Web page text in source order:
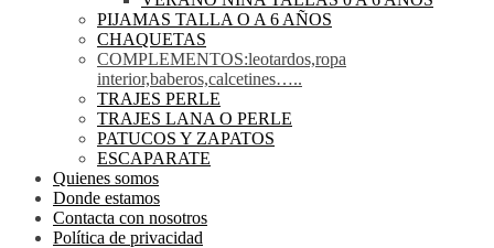
PIJAMAS TALLA O A 6 AÑOS
CHAQUETAS
COMPLEMENTOS:leotardos,ropa
interior,baberos,calcetines…..
TRAJES PERLE
TRAJES LANA O PERLE
PATUCOS Y ZAPATOS
ESCAPARATE
Quienes somos
Donde estamos
Contacta con nosotros
Política de privacidad